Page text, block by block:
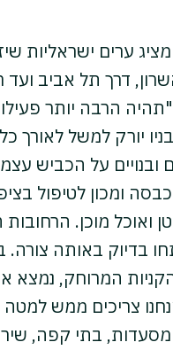
ערים ישראליות
דרך תל אביב ועד
הרבה יותר
יורק למשל לאורך
ובנויים על הכביש
ומכון לטיפול
ואוכל מוכן.
בדיוק באותה צורה.
המרוחק, נמצא
צריכים ממש
מסעדות, בתי קפה,